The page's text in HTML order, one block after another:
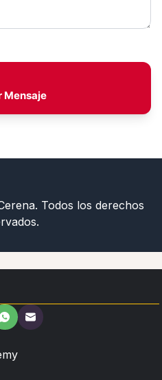
Mensaje
Todos los derechos